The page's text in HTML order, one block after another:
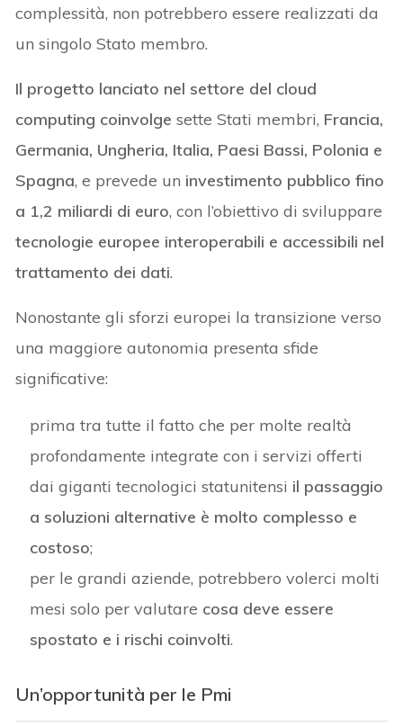
complessità, non potrebbero essere realizzati da
un singolo Stato membro.
Il progetto lanciato nel settore del cloud
computing coinvolgesette Stati membri, Francia,
Germania, Ungheria, Italia, Paesi Bassi, Polonia e
Spagna, e prevede un investimento pubblico fino
a 1,2 miliardi di euro, con l’obiettivo di sviluppare
tecnologie europee interoperabili e accessibili nel
trattamento dei dati.
Nonostante gli sforzi europei la transizione verso
una maggiore autonomia presenta sfide
significative:
prima tra tutte il fatto che per molte realtà
profondamente integrate con i servizi offerti
dai giganti tecnologici statunitensi il passaggio
a soluzioni alternative è molto complesso e
costoso;
per le grandi aziende, potrebbero volerci molti
mesi solo per valutare cosa deve essere
spostato e i rischi coinvolti.
Un’opportunità per le Pmi